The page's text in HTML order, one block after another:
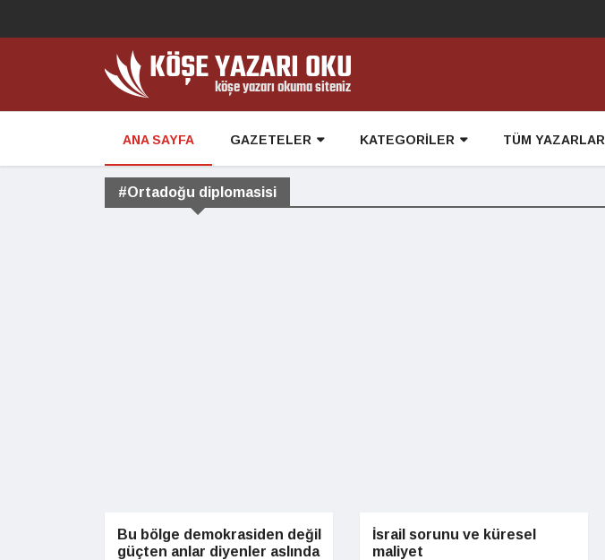
ANA SAYFA GAZETELER KATEGORİLER TÜM YAZARLAR
#Ortadoğu diplomasisi
Bu bölge demokrasiden değil
güçten anlar diyenler aslında
İsrail sorunu ve küresel
maliyet